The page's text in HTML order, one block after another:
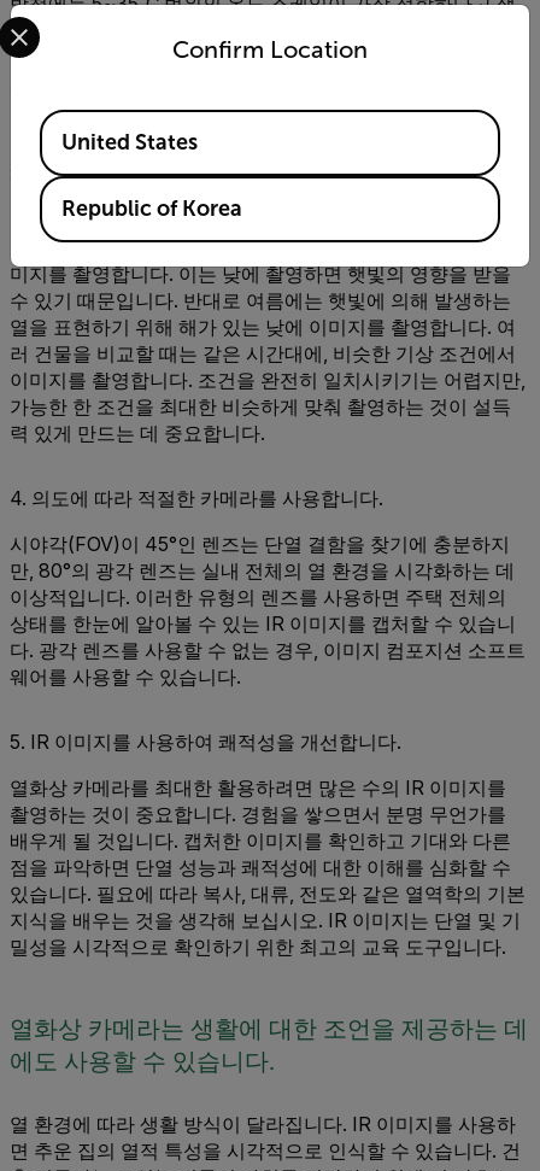
각합니다. 이 설정에서는 20~25˚C의 쾌적한 온도 범위가 노
란색으로 표시되어 쾌적성을 시각화합니다. 여름 냉방철에는
권장합니다.
3. 효과를 쉽게 알아볼 수 있을 때 이미지를 촬영합니다.
열화상 카메라로 건물을 촬영하는 데 적절한 시간대와 계절이
있습니다. 단열 성능을 확인하려면 겨울철 낮이 아닌 밤에 이
미지를 촬영합니다. 이는 낮에 촬영하면 햇빛의 영향을 받을
수 있기 때문입니다. 반대로 여름에는 햇빛에 의해 발생하는
열을 표현하기 위해 해가 있는 낮에 이미지를 촬영합니다. 여
러 건물을 비교할 때는 같은 시간대에, 비슷한 기상 조건에서
이미지를 촬영합니다. 조건을 완전히 일치시키기는 어렵지만,
가능한 한 조건을 최대한 비슷하게 맞춰 촬영하는 것이 설득
력 있게 만드는 데 중요합니다.
4. 의도에 따라 적절한 카메라를 사용합니다.
시야각(FOV)이 45°인 렌즈는 단열 결함을 찾기에 충분하지
만, 80°의 광각 렌즈는 실내 전체의 열 환경을 시각화하는 데
이상적입니다. 이러한 유형의 렌즈를 사용하면 주택 전체의
상태를 한눈에 알아볼 수 있는 IR 이미지를 캡처할 수 있습니
다. 광각 렌즈를 사용할 수 없는 경우, 이미지 컴포지션 소프트
웨어를 사용할 수 있습니다.
5. IR 이미지를 사용하여 쾌적성을 개선합니다.
열화상 카메라를 최대한 활용하려면 많은 수의 IR 이미지를
촬영하는 것이 중요합니다. 경험을 쌓으면서 분명 무언가를
배우게 될 것입니다. 캡처한 이미지를 확인하고 기대와 다른
점을 파악하면 단열 성능과 쾌적성에 대한 이해를 심화할 수
있습니다. 필요에 따라 복사, 대류, 전도와 같은 열역학의 기본
지식을 배우는 것을 생각해 보십시오. IR 이미지는 단열 및 기
밀성을 시각적으로 확인하기 위한 최고의 교육 도구입니다.
열화상 카메라는 생활에 대한 조언을 제공하는 데
에도 사용할 수 있습니다.
열 환경에 따라 생활 방식이 달라집니다. IR 이미지를 사용하
면 추운 집의 열적 특성을 시각적으로 인식할 수 있습니다. 건
Confirm Location
Select your preferred country and language from the
Available Locations
United States
Republic of Korea